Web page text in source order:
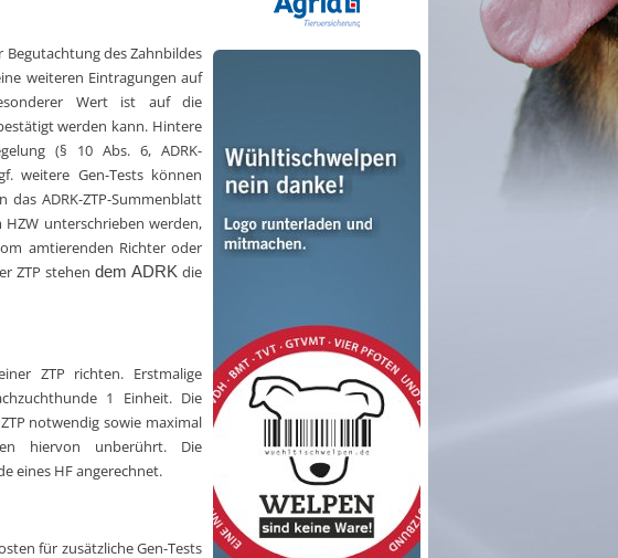
des Zahnbildes
weiteren Eintragungen auf
Wert ist auf die
werden kann. Hintere
(§ 10 Abs. 6, ADRK-
weitere Gen-Tests können
ADRK-ZTP-Summenblatt
unterschrieben werden,
amtierenden Richter oder
ZTP stehendem ADRK die
ZTP richten. Erstmalige
1 Einheit. Die
notwendig sowie maximal
hiervon unberührt. Die
eines HF angerechnet.
für zusätzliche Gen-Tests